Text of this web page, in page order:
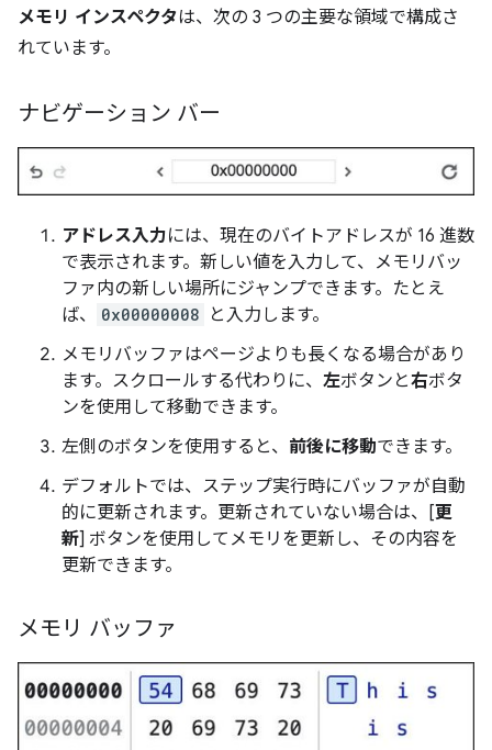
メモリ インスペクタは、次の 3 つの主要な領域で構成さ
れています。
ナビゲーション バー
アドレス入力には、現在のバイトアドレスが 16 進数
で表示されます。新しい値を入力して、メモリバッ
ファ内の新しい場所にジャンプできます。たとえ
ば、
0x00000008
と入力します。
メモリバッファはページよりも長くなる場合があり
ます。スクロールする代わりに、 左ボタンと右ボタ
ンを使用して移動できます。
左側のボタンを使用すると、 前後に移動できます。
デフォルトでは、ステップ実行時にバッファが自動
的に更新されます。更新されていない場合は、[更
新] ボタンを使用してメモリを更新し、その内容を
更新できます。
メモリ バッファ